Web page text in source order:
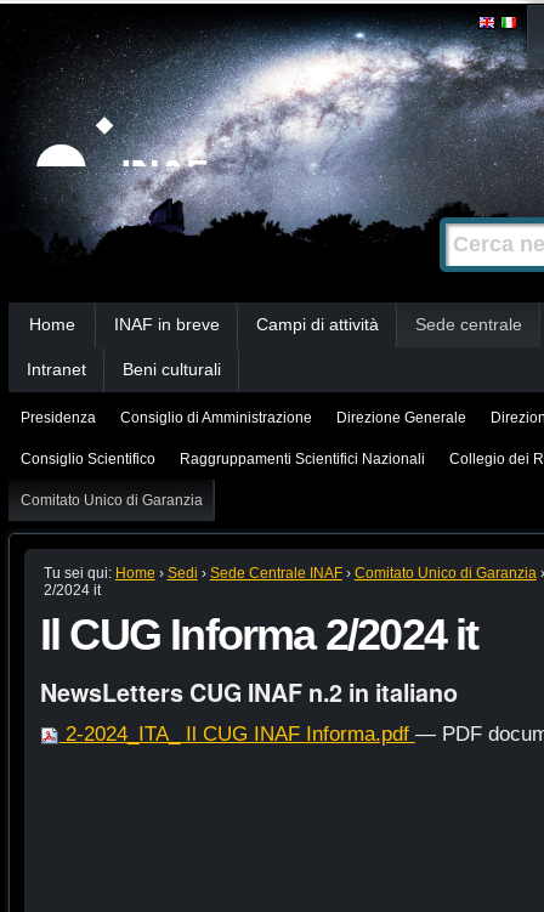
Strumenti
personali
Salta
contenuti.
|
Salta
alla
navigazione
Cerca nel
Ricerca
avanzata…
Home INAF in breve Campi di attività Sede centrale
Intranet Beni culturali
Presidenza Consiglio di Amministrazione Direzione Generale
Consiglio Scientifico Raggruppamenti Scientifici Nazionali Collegio dei
Comitato Unico di Garanzia
Tu sei qui: Home › Sedi › Sede Centrale INAF › Comitato Unico di Garanzia
2/2024 it
Il CUG Informa 2/2024 it
NewsLetters CUG INAF n.2 in italiano
2-2024_ITA_ Il CUG INAF Informa.pdf — PDF